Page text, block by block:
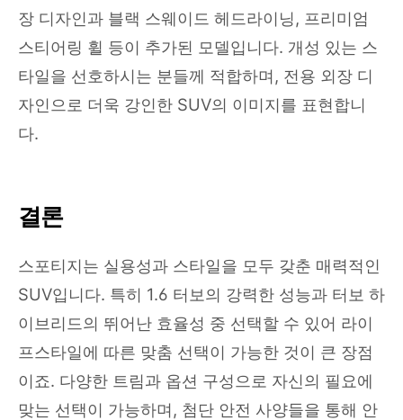
장 디자인과 블랙 스웨이드 헤드라이닝, 프리미엄
스티어링 휠 등이 추가된 모델입니다. 개성 있는 스
타일을 선호하시는 분들께 적합하며, 전용 외장 디
자인으로 더욱 강인한 SUV의 이미지를 표현합니
다.
결론
스포티지는 실용성과 스타일을 모두 갖춘 매력적인
SUV입니다. 특히 1.6 터보의 강력한 성능과 터보 하
이브리드의 뛰어난 효율성 중 선택할 수 있어 라이
프스타일에 따른 맞춤 선택이 가능한 것이 큰 장점
이죠. 다양한 트림과 옵션 구성으로 자신의 필요에
맞는 선택이 가능하며, 첨단 안전 사양들을 통해 안